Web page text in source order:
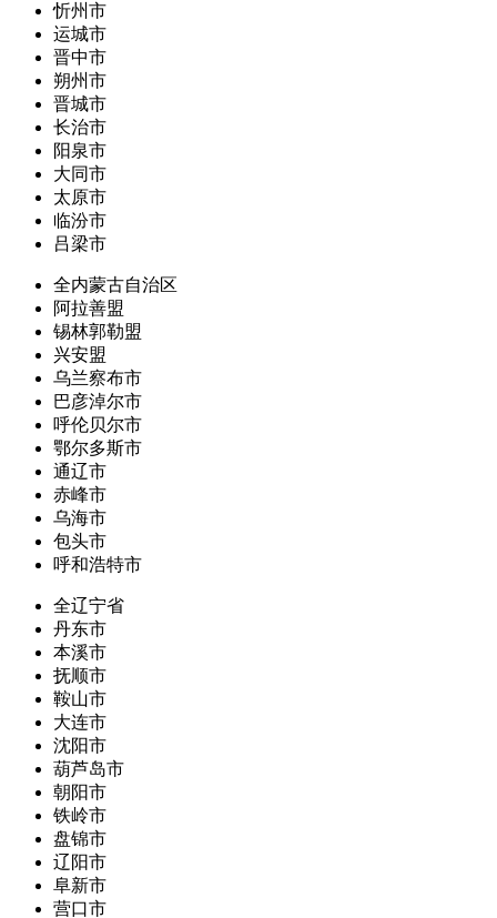
忻州市
运城市
晋中市
朔州市
晋城市
长治市
阳泉市
大同市
太原市
临汾市
吕梁市
全内蒙古自治区
阿拉善盟
锡林郭勒盟
兴安盟
乌兰察布市
巴彦淖尔市
呼伦贝尔市
鄂尔多斯市
通辽市
赤峰市
乌海市
包头市
呼和浩特市
全辽宁省
丹东市
本溪市
抚顺市
鞍山市
大连市
沈阳市
葫芦岛市
朝阳市
铁岭市
盘锦市
辽阳市
阜新市
营口市